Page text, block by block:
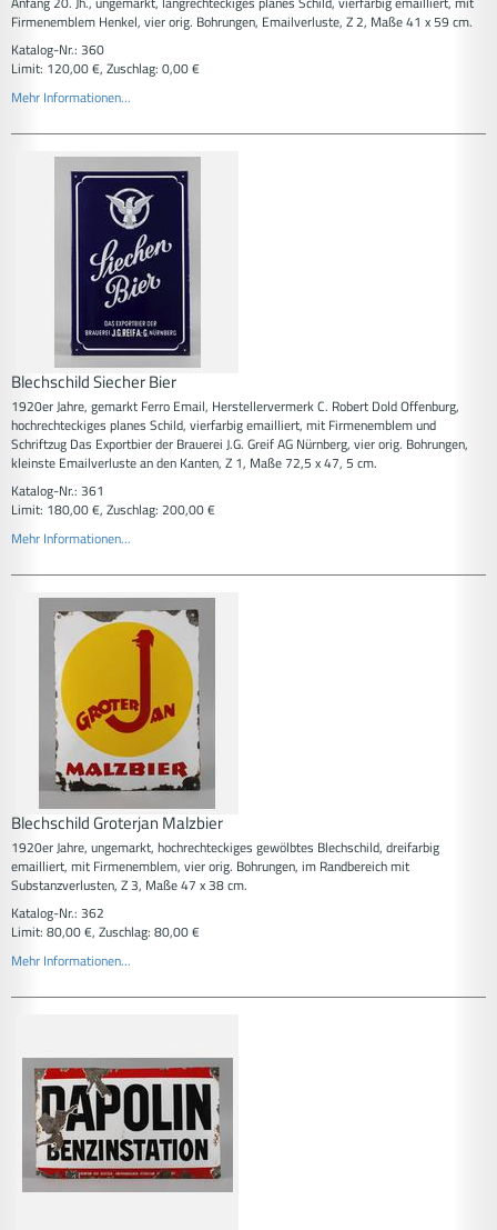
Firmenemblem Henkel, vier orig. Bohrungen, Emailverluste, Z 2, Maße 41 x 59 cm.
Katalog-Nr.: 360
Limit: 120,00 €, Zuschlag: 0,00 €
Mehr Informationen...
Blechschild Siecher Bier
1920er Jahre, gemarkt Ferro Email, Herstellervermerk C. Robert Dold Offenburg,
hochrechteckiges planes Schild, vierfarbig emailliert, mit Firmenemblem und
Schriftzug Das Exportbier der Brauerei J.G. Greif AG Nürnberg, vier orig. Bohrungen,
kleinste Emailverluste an den Kanten, Z 1, Maße 72,5 x 47, 5 cm.
Katalog-Nr.: 361
Limit: 180,00 €, Zuschlag: 200,00 €
Mehr Informationen...
Blechschild Groterjan Malzbier
1920er Jahre, ungemarkt, hochrechteckiges gewölbtes Blechschild, dreifarbig
emailliert, mit Firmenemblem, vier orig. Bohrungen, im Randbereich mit
Substanzverlusten, Z 3, Maße 47 x 38 cm.
Katalog-Nr.: 362
Limit: 80,00 €, Zuschlag: 80,00 €
Mehr Informationen...